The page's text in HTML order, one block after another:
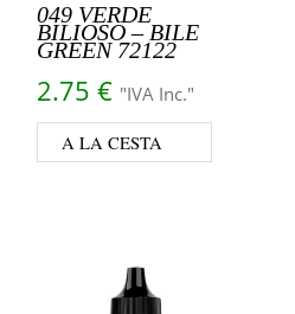
049 VERDE
BILIOSO – BILE
GREEN 72122
2.75 € "IVA Inc."
A LA CESTA